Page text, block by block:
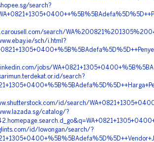
search?
search/
sch/i.html?
jobs/
search?
id/search/
catalog/?
id/lowongan/search/?